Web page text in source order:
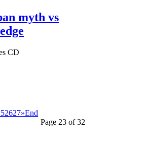
myth vs
CD
2627»End
Page 23 of 32